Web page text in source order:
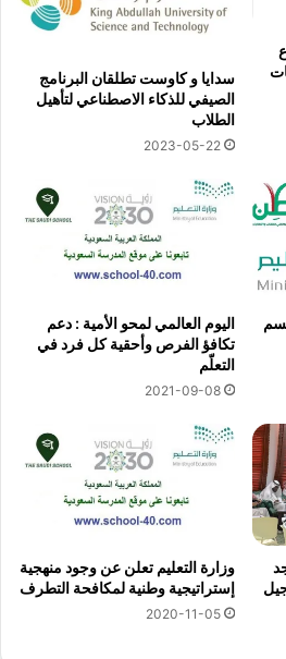
سدايا و كاوست تطلقان البرنامج
الصيفي للذكاء الاصطناعي لتأهيل
الطلاب
2023-05-22
اليوم العالمي لمحو الأمية : دعم
تكافؤ الفرص وأحقية كل فرد في
التعلّم
2021-09-08
وزارة التعليم تعلن عن وجود منهجية
إستراتيجية وطنية لمكافحة التطرف
2020-11-05